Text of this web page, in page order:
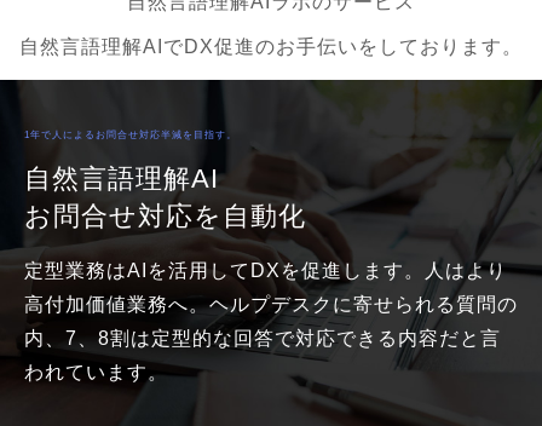
自然言語理解AIでDX促進のお手伝いをしております。
1年で人によるお問合せ対応半減を目指す。
自然言語理解AI
お問合せ対応を自動化
定型業務はAIを活用してDXを促進します。人はより
高付加価値業務へ。ヘルプデスクに寄せられる質問の
内、7、8割は定型的な回答で対応できる内容だと言
われています。